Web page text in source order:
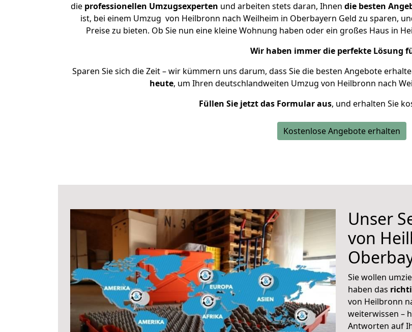
die professionellen Umzugsexperten und arbeiten stets daran, Ihnen die besten
ist, bei einem Umzug von Heilbronn nach Weilheim in Oberbayern Geld zu sparen,
Preise zu bieten. Ob Sie nun eine kleine Wohnung haben oder ein großes Haus in
Wir haben immer die perfekte Lösung
Sparen Sie sich die Zeit – wir kümmern uns darum, dass Sie die besten Angebote
heute, um Ihren deutschlandweiten Umzug von Heilbronn nach
Füllen Sie jetzt das Formular aus, und erhalten Sie
Kostenlose Angebote erhalten
Unser
von
Sie wollen
haben das
von Heilbronn
weiterwissen –
Antworten auf